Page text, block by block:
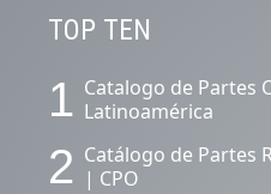
TOP TEN
1 Catalogo de Partes
Latinoamérica
2 Catálogo de Partes
| CPO